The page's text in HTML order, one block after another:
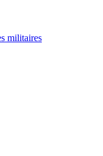
militaires